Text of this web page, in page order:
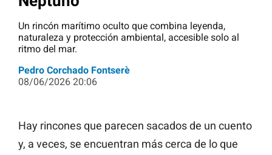
Un rincón marítimo oculto que combina leyenda,
naturaleza y protección ambiental, accesible solo al
ritmo del mar.
Pedro Corchado Fontserè
08/06/2026 20:06
Hay rincones que parecen sacados de un cuento
y, a veces, se encuentran más cerca de lo que